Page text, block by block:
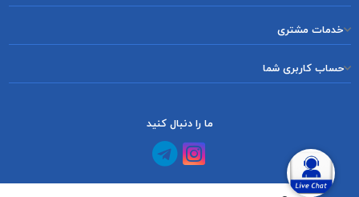
خدمات مشتری
حساب کاربری شما
ما را دنبال کنید
کانال آپارات
کانال تلگرام